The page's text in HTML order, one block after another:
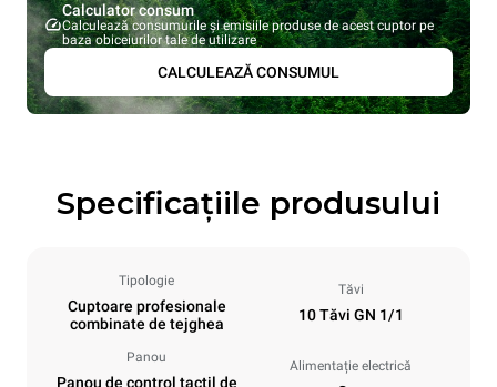
Calculator consum
Calculează consumurile și emisiile produse de acest cuptor pe
baza obiceiurilor tale de utilizare
CALCULEAZĂ CONSUMUL
Specificațiile produsului
Tipologie
Cuptoare profesionale
combinate de tejghea
Tăvi
10 Tăvi GN 1/1
Panou
Panou de control tactil de
Alimentație electrică